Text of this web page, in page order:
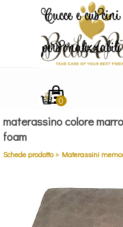
Salta menù
Cucce e cuscini
personalizzabili
materassino colore
foam
Schede prodotto > Materassini